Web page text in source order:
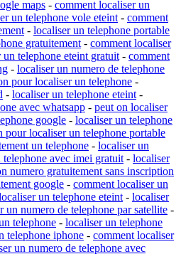
maps - comment localiser un
un telephone vole eteint- comment
- localiser un telephone portable
gratuitement- comment localiser
un telephone eteint gratuit- comment
- localiser un numero de telephone
pour localiser un telephone -
- localiser un telephone eteint-
avec whatsapp - peut on localiser
google - localiser un telephone
pour localiser un telephone portable
un telephone - localiser un
telephone avec imei gratuit- localiser
numero gratuitement sans inscription
google - comment localiser un
un telephone eteint- localiser
un numero de telephone par satellite -
telephone - localiser un telephone
telephone iphone - comment localiser
un numero de telephone avec